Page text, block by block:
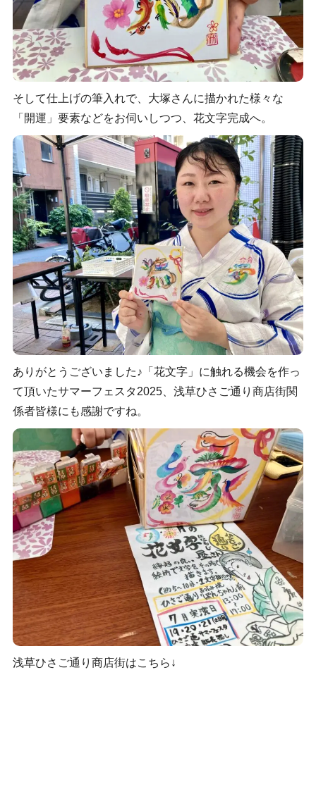
そして仕上げの筆入れで、大塚さんに描かれた様々な
「開運」要素などをお伺いしつつ、花文字完成へ。
ありがとうございました♪「花文字」に触れる機会を作っ
て頂いたサマーフェスタ2025、浅草ひさご通り商店街関
係者皆様にも感謝ですね。
浅草ひさご通り商店街はこちら↓